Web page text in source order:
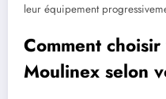
leur équipement
Comment
Moulinex selon